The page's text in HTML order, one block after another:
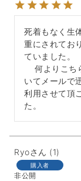
死着もなく生
重にされてお
ていました。
いてメールで
利用させて頂
た。
Ryo 1
購入者
非公開